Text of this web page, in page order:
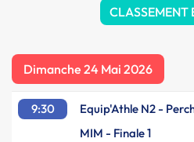
CLASSEMENT
Dimanche 24 Mai 2026
9:30 Equip'Athle N2 -
MIM - Finale 1